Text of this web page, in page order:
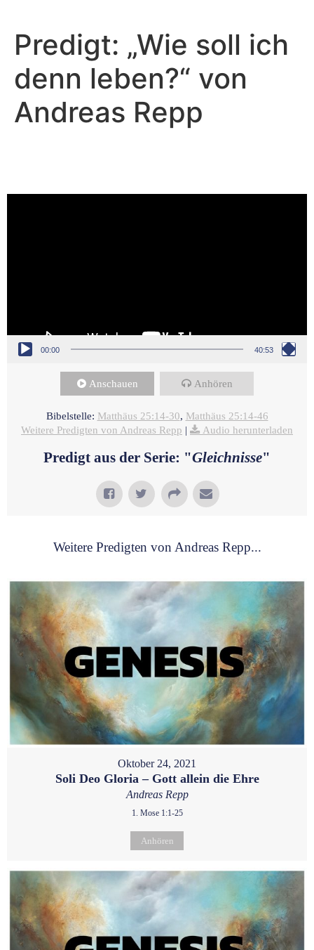
Predigt: „Wie soll ich
denn leben?“ von
Andreas Repp
Video-Player
00:00 40:53
Anschauen Anhören
Bibelstelle: Matthäus 25:14-30, Matthäus 25:14-46
Weitere Predigten von Andreas Repp | Audio herunterladen
Predigt aus der Serie: "Gleichnisse"
Weitere Predigten von Andreas Repp...
Oktober 24, 2021
Soli Deo Gloria – Gott allein die Ehre
Andreas Repp
1. Mose 1:1-25
Anhören